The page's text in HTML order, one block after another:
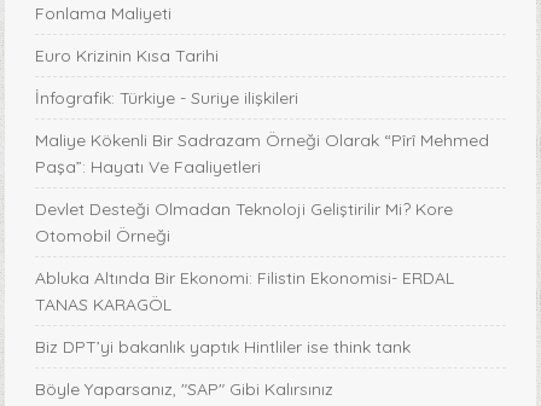
Fonlama Maliyeti
Euro Krizinin Kısa Tarihi
İnfografik: Türkiye - Suriye ilişkileri
Maliye Kökenli Bir Sadrazam Örneği Olarak “Pîrî Mehmed
Paşa”: Hayatı Ve Faaliyetleri
Devlet Desteği Olmadan Teknoloji Geliştirilir Mi? Kore
Otomobil Örneği
Abluka Altında Bir Ekonomi: Filistin Ekonomisi- ERDAL
TANAS KARAGÖL
Biz DPT’yi bakanlık yaptık Hintliler ise think tank
Böyle Yaparsanız, "SAP" Gibi Kalırsınız